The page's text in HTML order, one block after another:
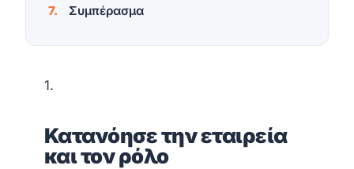
Συμπέρασμα
1.
Κατανόησε την εταιρεία
και τον ρόλο